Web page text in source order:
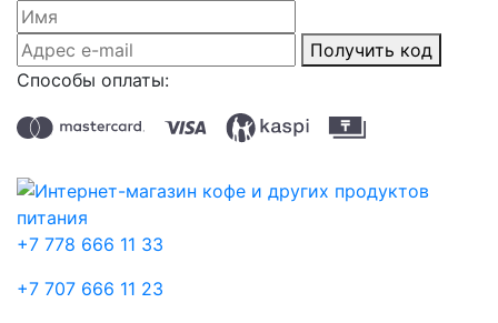
Получить код
Способы оплаты:
+7 778 666 11 33
+7 707 666 11 23